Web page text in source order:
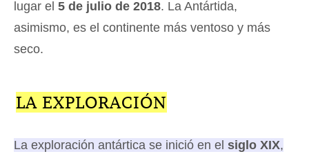
lugar el 5 de julio de 2018. La Antártida,
asimismo, es el continente más ventoso y más
seco.
LA EXPLORACIÓN
La exploración antártica se inició en el siglo XIX,